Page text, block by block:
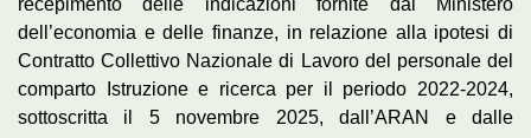
dell’economia e delle finanze, in relazione alla ipotesi di
Contratto Collettivo Nazionale di Lavoro del personale del
comparto Istruzione e ricerca per il periodo 2022-2024,
sottoscritta il 5 novembre 2025, dall’ARAN e dalle